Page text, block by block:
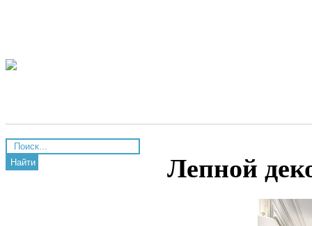
Найти Лепной